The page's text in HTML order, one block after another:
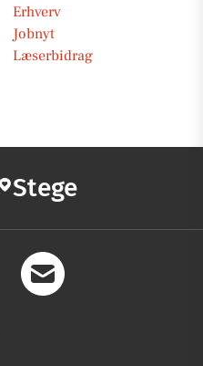
Erhverv
Jobnyt
Læserbidrag
Stege